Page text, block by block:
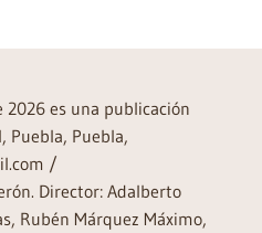
2026 es una publicación
Puebla, Puebla,
/
Director: Adalberto
Rubén Márquez Máximo,